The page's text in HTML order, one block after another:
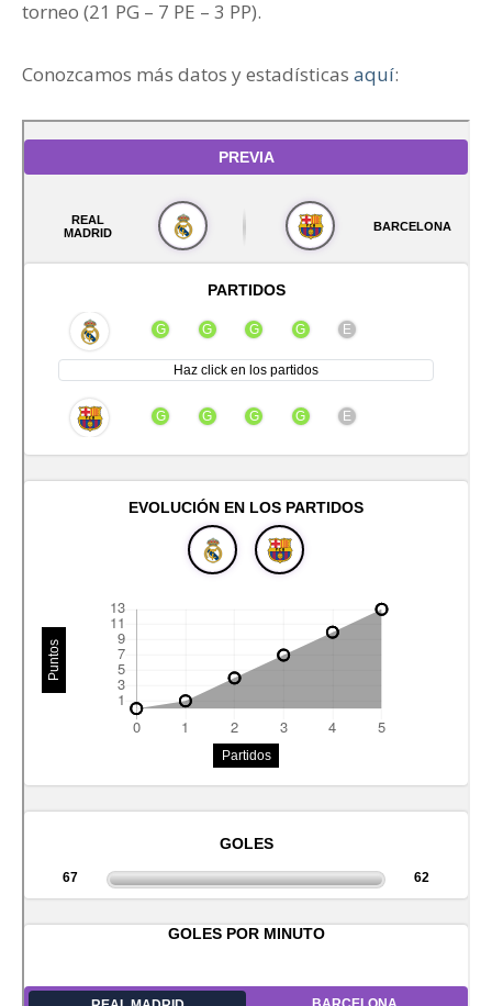
torneo (21 PG – 7 PE – 3 PP).
Conozcamos más datos y estadísticas aquí: